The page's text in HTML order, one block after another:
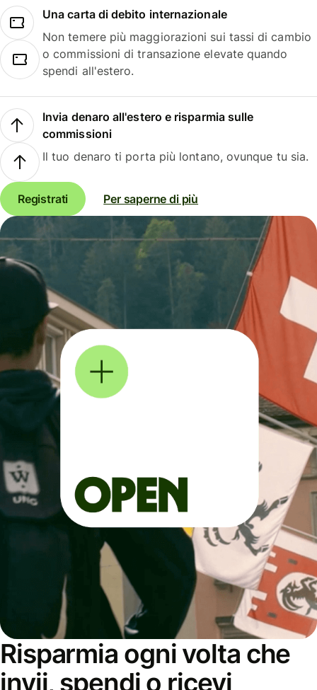
Una carta di debito internazionale
Non temere più maggiorazioni sui tassi di cambio
o commissioni di transazione elevate quando
spendi all'estero.
Invia denaro all'estero e risparmia sulle
commissioni
Il tuo denaro ti porta più lontano, ovunque tu sia.
Registrati Per saperne di più
Risparmia ogni volta che
invii, spendi o ricevi